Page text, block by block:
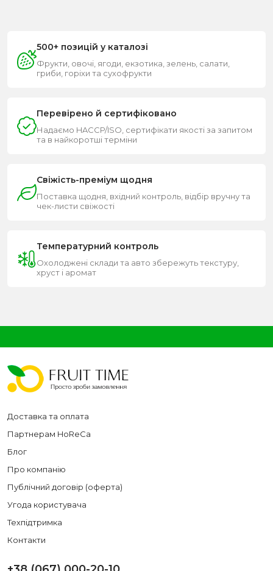
500+ позицій у каталозі
Фрукти, овочі, ягоди, екзотика, зелень, салати,
гриби, горіхи та сухофрукти
Перевірено й сертифіковано
Надаємо HACCP/ISO, сертифікати якості за запитом
та в найкоротші терміни
Свіжість-преміум щодня
Поставка щодня, вхідний контроль, відбір вручну та
чек-листи свіжості
Температурний контроль
Охолоджені склади та авто збережуть текстуру,
хруст і аромат
Доставка та оплата
Партнерам HoReCa
Блог
Про компанію
Публічний договір (оферта)
Угода користувача
Техпідтримка
Контакти